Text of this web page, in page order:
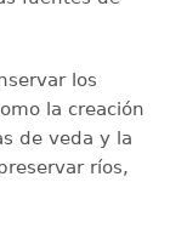
los
la creación
de veda y la
ríos,